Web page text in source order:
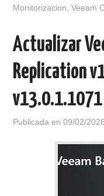
Monitorizacion ,Veeam
Actualizar
Replication
v13.0.1.1071
Publicada en09/02/2026